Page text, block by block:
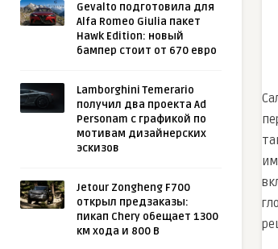
Gevalto подготовила для
Alfa Romeo Giulia пакет
Hawk Edition: новый
бампер стоит от 670 евро
Lamborghini Temerario
получил два проекта Ad
Personam с графикой по
мотивам дизайнерских
эскизов
Jetour Zongheng F700
открыл предзаказы:
пикап Chery обещает 1300
км хода и 800 В